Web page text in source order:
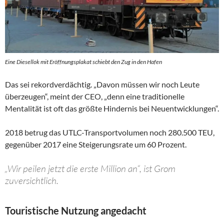
Eine Diesellok mit Eröffnungsplakat schiebt den Zug in den Hafen
Das sei rekordverdächtig. „Davon müssen wir noch Leute
überzeugen“, meint der CEO, „denn eine traditionelle
Mentalität ist oft das größte Hindernis bei Neuentwicklungen“.
2018 betrug das UTLC-Transportvolumen noch 280.500 TEU,
gegenüber 2017 eine Steigerungsrate um 60 Prozent.
„Wir peilen jetzt die erste Million an“, ist Grom
zuversichtlich.
Touristische Nutzung angedacht